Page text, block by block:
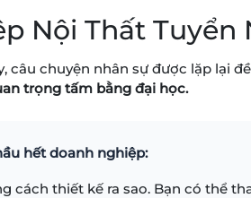
Nội Thất Tuyển
câu chuyện nhân sự được lặp lại
trọng tấm bằng đại học.
hết doanh nghiệp:
cách thiết kế ra sao. Bạn có thể